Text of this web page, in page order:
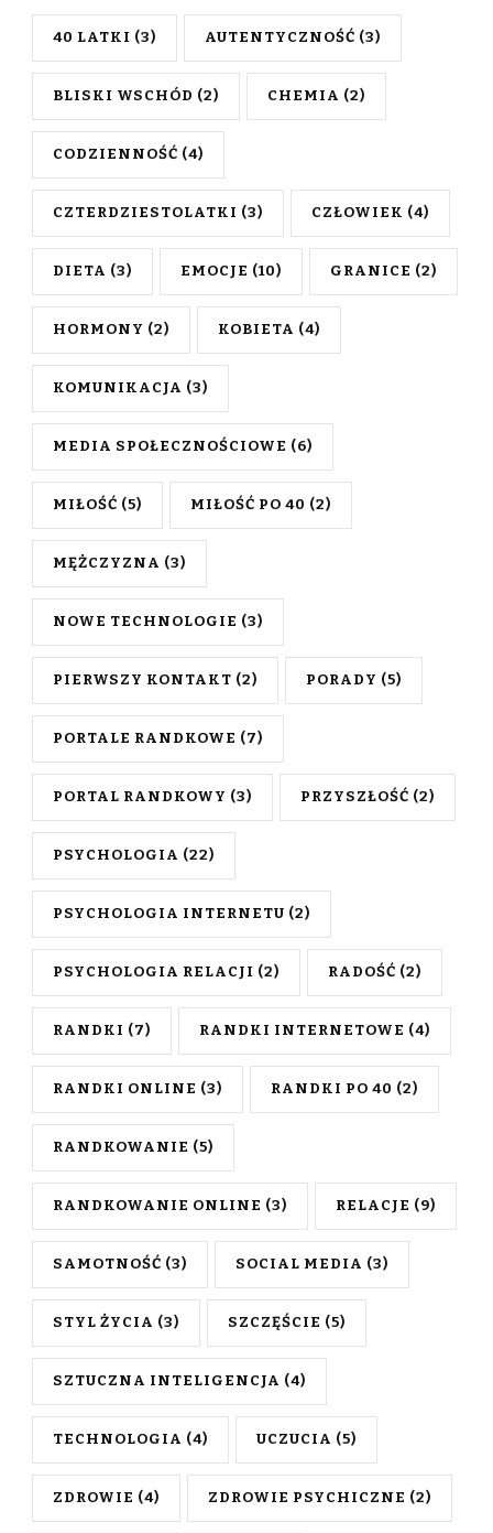
40 LATKI (3) AUTENTYCZNOŚĆ (3)
BLISKI WSCHÓD (2) CHEMIA (2)
CODZIENNOŚĆ (4)
CZTERDZIESTOLATKI (3) CZŁOWIEK (4)
DIETA (3) EMOCJE (10) GRANICE (2)
HORMONY (2) KOBIETA (4)
KOMUNIKACJA (3)
MEDIA SPOŁECZNOŚCIOWE (6)
MIŁOŚĆ (5) MIŁOŚĆ PO 40 (2)
MĘŻCZYZNA (3)
NOWE TECHNOLOGIE (3)
PIERWSZY KONTAKT (2) PORADY (5)
PORTALE RANDKOWE (7)
PORTAL RANDKOWY (3) PRZYSZŁOŚĆ (2)
PSYCHOLOGIA (22)
PSYCHOLOGIA INTERNETU (2)
PSYCHOLOGIA RELACJI (2) RADOŚĆ (2)
RANDKI (7) RANDKI INTERNETOWE (4)
RANDKI ONLINE (3) RANDKI PO 40 (2)
RANDKOWANIE (5)
RANDKOWANIE ONLINE (3) RELACJE (9)
SAMOTNOŚĆ (3) SOCIAL MEDIA (3)
STYL ŻYCIA (3) SZCZĘŚCIE (5)
SZTUCZNA INTELIGENCJA (4)
TECHNOLOGIA (4) UCZUCIA (5)
ZDROWIE (4) ZDROWIE PSYCHICZNE (2)